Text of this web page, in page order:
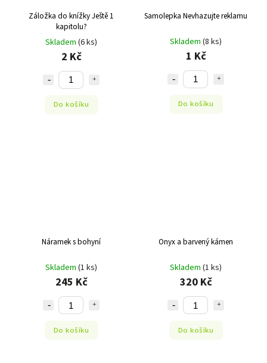
Záložka do knížky Ještě 1
kapitolu?
Skladem (6 ks)
2 Kč
Do košíku
Samolepka Nevhazujte reklamu
Skladem (8 ks)
1 Kč
Do košíku
Náramek s bohyní
Skladem (1 ks)
245 Kč
Do košíku
Onyx a barvený kámen
Skladem (1 ks)
320 Kč
Do košíku